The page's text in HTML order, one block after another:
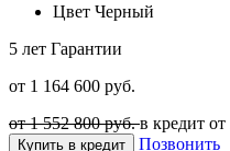
Цвет Черный
5 лет Гарантии
от 1 164 600 руб.
от 1 552 800 руб.в кредит от
Купить в кредит Позвонить